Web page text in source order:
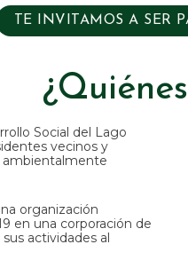
TE INVITAMOS A SER
Social del Lago
vecinos y
organización
en una corporación de
actividades al